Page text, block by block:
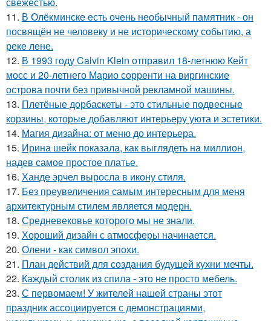
11. В Олёкминске есть очень необычный памятник - он
посвящён не человеку и не историческому событию, а
реке лене.
12. В 1993 году Calvin Klein отправил 18-летнюю Кейт
мосс и 20-летнего Марио сорренти на виргинские
острова почти без привычной рекламной машины.
13. Плетёные дорбаскеты - это стильные подвесные
корзины, которые добавляют интерьеру уюта и эстетики.
14. Магия дизайна: от меню до интерьера.
15. Ирина шейк показала, как выглядеть на миллион,
надев самое простое платье.
16. Ханде эрчел выросла в икону стиля.
17. Без преувеличения самым интересным для меня
архитектурным стилем является модерн.
18. Средневековье которого мы не знали.
19. Хороший дизайн с атмосферы начинается.
20. Олени - как символ эпохи.
21. План действий для создания будущей кухни мечты.
22. Каждый столик из спила - это не просто мебель.
23. С первомаем! У жителей нашей страны этот
праздник ассоциируется с демонстрациями,